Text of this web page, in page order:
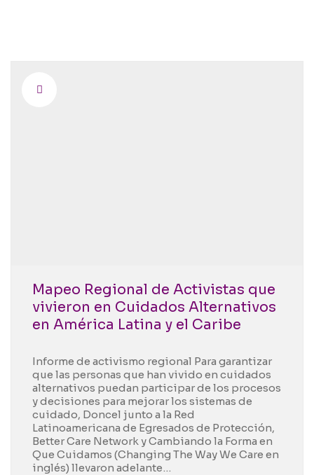
Mapeo Regional de Activistas que
vivieron en Cuidados Alternativos
en América Latina y el Caribe
Informe de activismo regional Para garantizar
que las personas que han vivido en cuidados
alternativos puedan participar de los procesos
y decisiones para mejorar los sistemas de
cuidado, Doncel junto a la Red
Latinoamericana de Egresados de Protección,
Better Care Network y Cambiando la Forma en
Que Cuidamos (Changing The Way We Care en
inglés) llevaron adelante…